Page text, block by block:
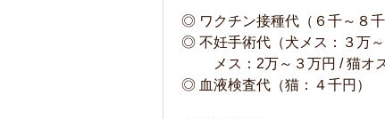
◎ ワクチン接種代（６千～８千
◎ 不妊手術代（犬メス：３万
メス：2万～３万円 / 猫オス
◎ 血液検査代（猫：４千円）